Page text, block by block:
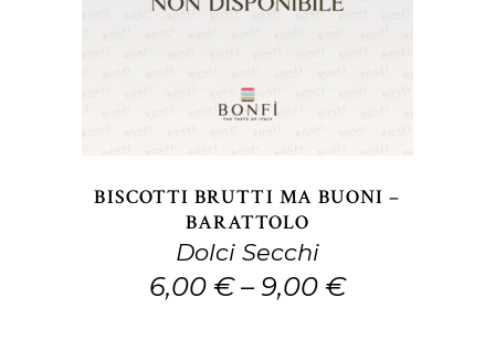
prodotto
varianti.
Le
opzioni
possono
essere
scelte
BISCOTTI BRUTTI MA BUONI –
BARATTOLO
Dolci Secchi
6,00 €– 9,00 €